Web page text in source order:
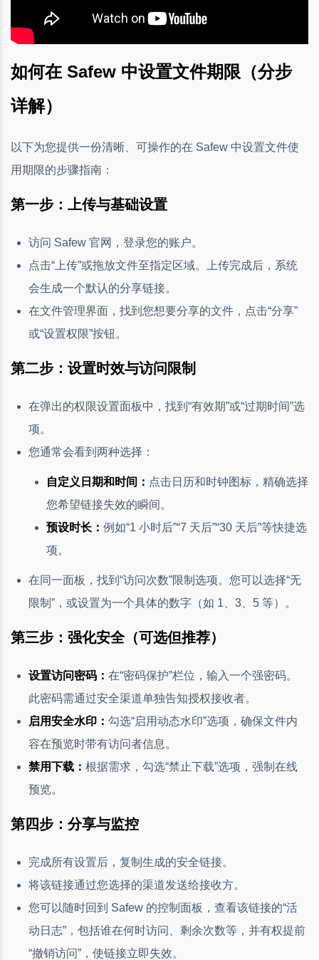
如何在 Safew 中设置文件期限（分步
详解）
以下为您提供一份清晰、可操作的在 Safew 中设置文件使
用期限的步骤指南：
第一步：上传与基础设置
访问 Safew 官网，登录您的账户。
点击“上传”或拖放文件至指定区域。上传完成后，系统
会生成一个默认的分享链接。
在文件管理界面，找到您想要分享的文件，点击“分享”
或“设置权限”按钮。
第二步：设置时效与访问限制
在弹出的权限设置面板中，找到“有效期”或“过期时间”选
项。
您通常会看到两种选择：
自定义日期和时间： 点击日历和时钟图标，精确选择
您希望链接失效的瞬间。
预设时长： 例如“1 小时后”“7 天后”“30 天后”等快捷选
项。
在同一面板，找到“访问次数”限制选项。您可以选择“无
限制”，或设置为一个具体的数字（如 1、3、5 等）。
第三步：强化安全（可选但推荐）
设置访问密码： 在“密码保护”栏位，输入一个强密码。
此密码需通过安全渠道单独告知授权接收者。
启用安全水印： 勾选“启用动态水印”选项，确保文件内
容在预览时带有访问者信息。
禁用下载： 根据需求，勾选“禁止下载”选项，强制在线
预览。
第四步：分享与监控
完成所有设置后，复制生成的安全链接。
将该链接通过您选择的渠道发送给接收方。
您可以随时回到 Safew 的控制面板，查看该链接的“活
动日志”，包括谁在何时访问、剩余次数等，并有权提前
“撤销访问”，使链接立即失效。